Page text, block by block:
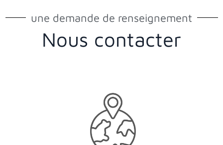
une demande de renseignement
Nous contacter